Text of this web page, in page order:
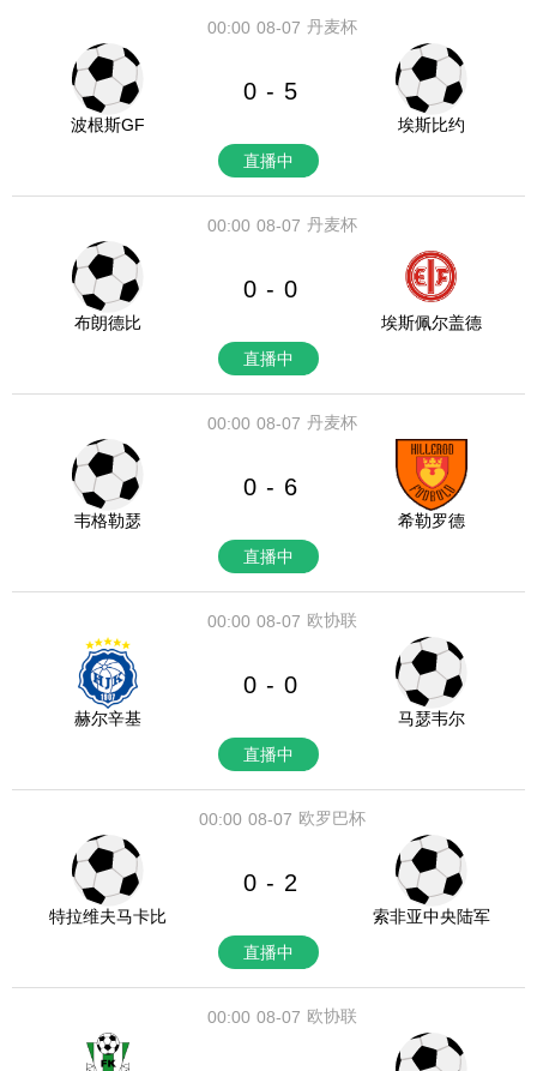
08-07
00:00 丹麦杯
波根斯GF
0 - 5
埃斯比约
直播中
08-07
00:00 丹麦杯
布朗德比
0 - 0
埃斯佩尔盖德
直播中
08-07
00:00 丹麦杯
韦格勒瑟
0 - 6
希勒罗德
直播中
08-07
00:00 欧协联
赫尔辛基
0 - 0
马瑟韦尔
直播中
08-07
00:00 欧罗巴杯
特拉维夫马卡比
0 - 2
索非亚中央陆军
直播中
08-07
00:00 欧协联